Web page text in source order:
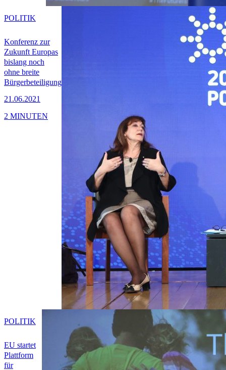
Konferenz zur
Zukunft Europas
bislang noch
ohne breite
Bürgerbeteiligung
21.06.2021
POLITIK
2 MINUTEN
EU startet
Plattform
für
POLITIK